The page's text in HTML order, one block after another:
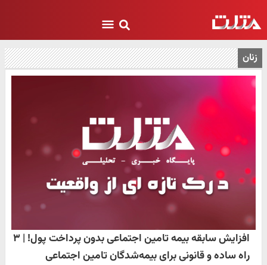
زنان
افزایش سابقه بیمه تامین اجتماعی بدون پرداخت پول! | ۳
راه ساده و قانونی برای بیمه‌شدگان تامین اجتماعی